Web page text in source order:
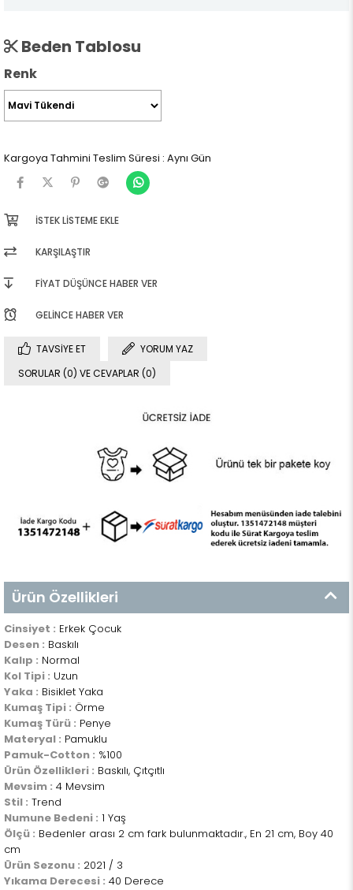
Beden Tablosu
Renk
Kargoya Tahmini Teslim Süresi : Aynı Gün
İSTEK LISTEME EKLE
KARŞILAŞTIR
FIYAT DÜŞÜNCE HABER VER
GELINCE HABER VER
TAVSIYE ET
YORUM YAZ
SORULAR (0) VE CEVAPLAR (0)
Ürün Özellikleri
Cinsiyet : Erkek Çocuk
Desen : Baskılı
Kalıp : Normal
Kol Tipi : Uzun
Yaka : Bisiklet Yaka
Kumaş Tipi : Örme
Kumaş Türü : Penye
Materyal : Pamuklu
Pamuk-Cotton : %100
Ürün Özellikleri : Baskılı, Çıtçıtlı
Mevsim : 4 Mevsim
Stil : Trend
Numune Bedeni : 1 Yaş
Ölçü : Bedenler arası 2 cm fark bulunmaktadır., En 21 cm, Boy 40
cm
Ürün Sezonu : 2021 / 3
Yıkama Derecesi : 40 Derece